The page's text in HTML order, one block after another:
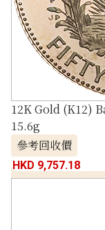
12K Gold (K12)
15.6g
參考回收價
HKD 9,757.18